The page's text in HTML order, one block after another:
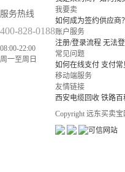
服务热线
400-828-0188
08:00-22:00
周一至周日
我要卖
如何成为签约供应商？
账户服务
注册/登录流程 无法
常见问题
如何在线支付 支付
移动端服务
友情链接
西安电缆回收 铁路百
Copyright 远东买卖宝